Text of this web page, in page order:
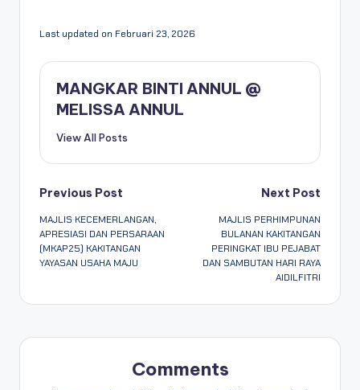
Last updated on Februari 23, 2026
MANGKAR BINTI ANNUL @
MELISSA ANNUL
View All Posts
Previous Post
MAJLIS KECEMERLANGAN,
APRESIASI DAN PERSARAAN
(MKAP25) KAKITANGAN
YAYASAN USAHA MAJU
Next Post
MAJLIS PERHIMPUNAN
BULANAN KAKITANGAN
PERINGKAT IBU PEJABAT
DAN SAMBUTAN HARI RAYA
AIDILFITRI
Comments